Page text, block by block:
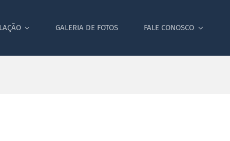
GALERIA DE FOTOS FALE CONOSCO